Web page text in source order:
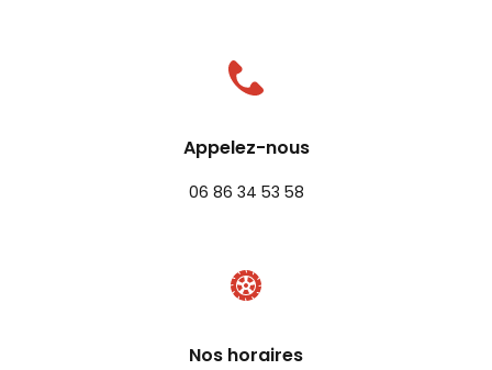
Appelez-nous
06 86 34 53 58
Nos horaires